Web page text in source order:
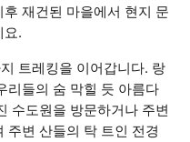
재건된 마을에서 현지 문
요.
트레킹을 이어갑니다. 랑
리들의 숨 막힐 듯 아름다
수도원을 방문하거나 주변
주변 산들의 탁 트인 전경